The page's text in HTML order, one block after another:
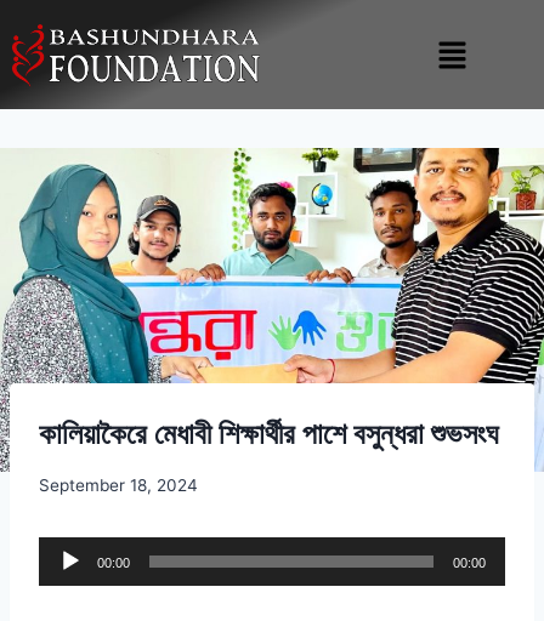
কালিয়াকৈরে মেধাবী শিক্ষার্থীর পাশে বসুন্ধরা শুভসংঘ
September 18, 2024
u
00:00 00:00